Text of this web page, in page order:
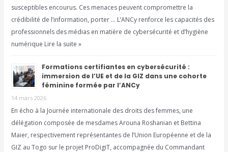
susceptibles encourus. Ces menaces peuvent compromettre la
crédibilité de l’information, porter … L’ANCy renforce les capacités des
professionnels des médias en matière de cybersécurité et d’hygiène
numérique Lire la suite »
Formations certifiantes en cybersécurité :
immersion de l’UE et de la GIZ dans une cohorte
féminine formée par l’ANCy
14 mars 2026
En écho à la Journée internationale des droits des femmes, une
délégation composée de mesdames Arouna Roshanian et Bettina
Maier, respectivement représentantes de l’Union Européenne et de la
GIZ au Togo sur le projet ProDigiT, accompagnée du Commandant